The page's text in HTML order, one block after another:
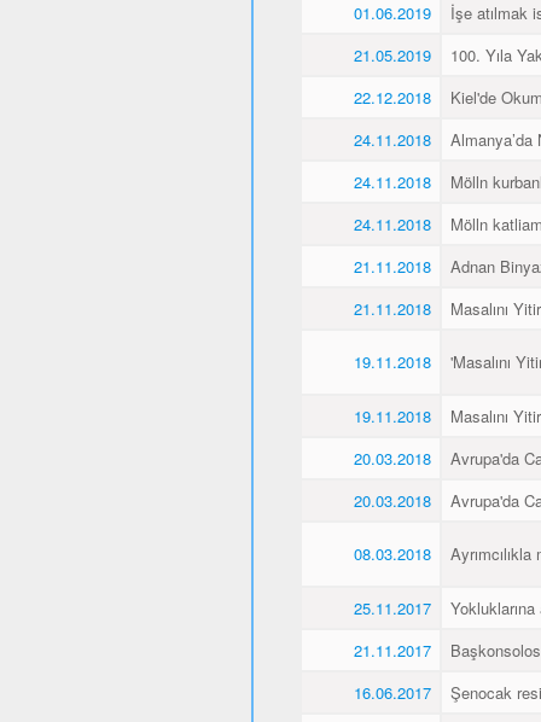
01.06.2019
İşe atılmak
21.05.2019
100. Yıla
22.12.2018
Kiel'de
24.11.2018
Almanya’da
24.11.2018
Mölln
24.11.2018
Mölln
21.11.2018
Adnan
21.11.2018
Masalını
19.11.2018 'Masalını
19.11.2018
Masalını
20.03.2018
Avrupa'da
20.03.2018
Avrupa'da
08.03.2018
25.11.2017
Yokluklarına
21.11.2017
16.06.2017
Şenocak